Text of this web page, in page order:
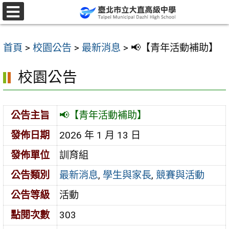
跳
至
要
容
首頁 > 校園公告 > 最新消息 > 📢【青年活動補助】
校園公告
公告主旨
📢【青年活動補助】
發佈日期
2026 年 1 月 13 日
發佈單位
訓育組
公告類別
最新消息, 學生與家長, 競賽與活動
公告等級
活動
點閱次數
303
選
單